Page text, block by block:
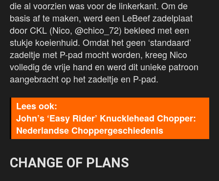
die al voorzien was voor de linkerkant. Om de
basis af te maken, werd een LeBeef zadelplaat
door CKL (Nico, @chico_72) bekleed met een
stukje koeienhuid. Omdat het geen ‘standaard’
zadeltje met P-pad mocht worden, kreeg Nico
volledig de vrije hand en werd dit unieke patroon
aangebracht op het zadeltje en P-pad.
John’s ‘Easy Rider’ Knucklehead Chopper:
Nederlandse Choppergeschiedenis
CHANGE OF PLANS